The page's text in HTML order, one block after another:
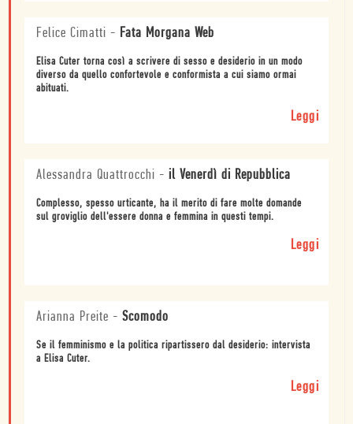
Felice Cimatti - Fata Morgana Web
Elisa Cuter torna così a scrivere di sesso e desiderio in un modo
diverso da quello confortevole e conformista a cui siamo ormai
abituati.
Leggi
Alessandra Quattrocchi - il Venerdì di Repubblica
Complesso, spesso urticante, ha il merito di fare molte domande
sul groviglio dell'essere donna e femmina in questi tempi.
Leggi
Arianna Preite - Scomodo
Se il femminismo e la politica ripartissero dal desiderio: intervista
a Elisa Cuter.
Leggi